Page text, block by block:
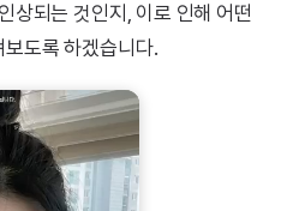
상되는 것인지, 이로 인해 어떤
도록 하겠습니다.